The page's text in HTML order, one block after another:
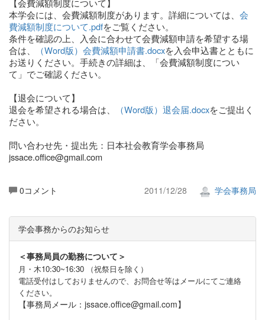
【会費減額制度について】
本学会には、会費減額制度があります。詳細については、 会
費減額制度について.pdfをご覧ください。
条件を確認の上、入会に合わせて会費減額申請を希望する場
合は、
（Word版）会費減額申請書.docxを入会申込書とともに
お送りください。手続きの詳細は、「会費減額制度につい
て」でご確認ください。
【退会について】
退会を希望される場合は、
（Word版）退会届.docxをご提出く
ださい。
問い合わせ先・提出先：日本社会教育学会事務局
jssace.office@gmail.com
0コメント 2011/12/28 学会事務局
学会事務からのお知らせ
＜事務局員の勤務について＞
月・木10:30~16:30 （祝祭日を除く）
電話受付はしておりませんので、お問合せ等はメールにてご連絡
ください。
【事務局メール：jssace.office@gmail.com】